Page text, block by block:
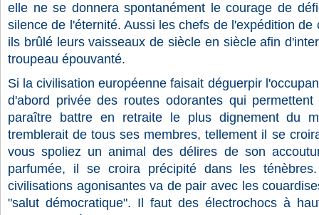
elle ne se donnera spontanément le courage de
silence de l'éternité. Aussi les chefs de l'expédition
ils brûlé leurs vaisseaux de siècle en siècle afin
troupeau épouvanté.
Si la civilisation européenne faisait déguerpir
d'abord privée des routes odorantes qui
paraître battre en retraite le plus dignement du
tremblerait de tous ses membres, tellement il se
vous spoliez un animal des délires de son
parfumée, il se croira précipité dans les
civilisations agonisantes va de pair avec les
"salut démocratique". Il faut des électrochocs à